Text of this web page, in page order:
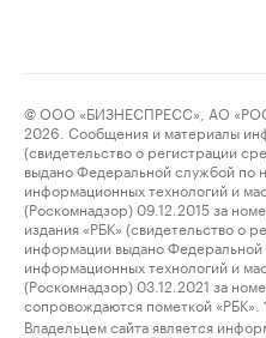
© ООО «БИЗНЕСПРЕСС», АО
2026. Сообщения и материалы
(свидетельство о регистрации
выдано Федеральной службой по
информационных технологий и
(Роскомнадзор) 09.12.2015 за
издания «РБК» (свидетельство о
информации выдано Федеральной
информационных технологий и
(Роскомнадзор) 03.12.2021 за
сопровождаются пометкой «РБК».
Владельцем сайта является